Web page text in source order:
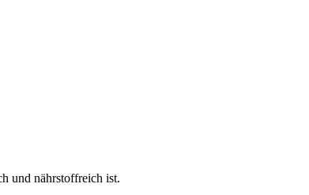
und nährstoffreich ist.